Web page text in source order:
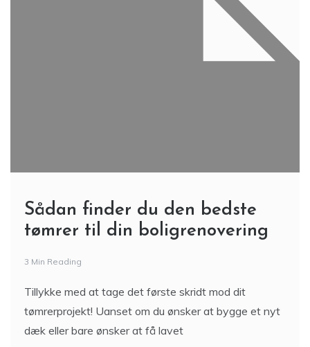
Sådan finder du den bedste
tømrer til din boligrenovering
3 Min Reading
Tillykke med at tage det første skridt mod dit
tømrerprojekt! Uanset om du ønsker at bygge et nyt
dæk eller bare ønsker at få lavet